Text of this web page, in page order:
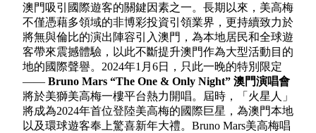
澳門吸引國際遊客的關鍵因素之一。長期以來，美高梅
不僅憑藉多領域的非博彩投資引領業界，更持續致力於
將無與倫比的演出陣容引入澳門，為本地居民和全球遊
客帶來震撼體驗，以此不斷提升澳門作為大型活動目的
地的國際聲譽。2024年1月6日，只此一晚的特別限定
—— Bruno Mars “The One & Only Night” 澳門演唱會
將於美獅美高梅一樓平台熱力開唱。屆時，「火星人」
將成為2024年首位登陸美高梅的國際巨星，為澳門本地
以及環球遊客奉上驚喜新年大禮。Bruno Mars美高梅唱